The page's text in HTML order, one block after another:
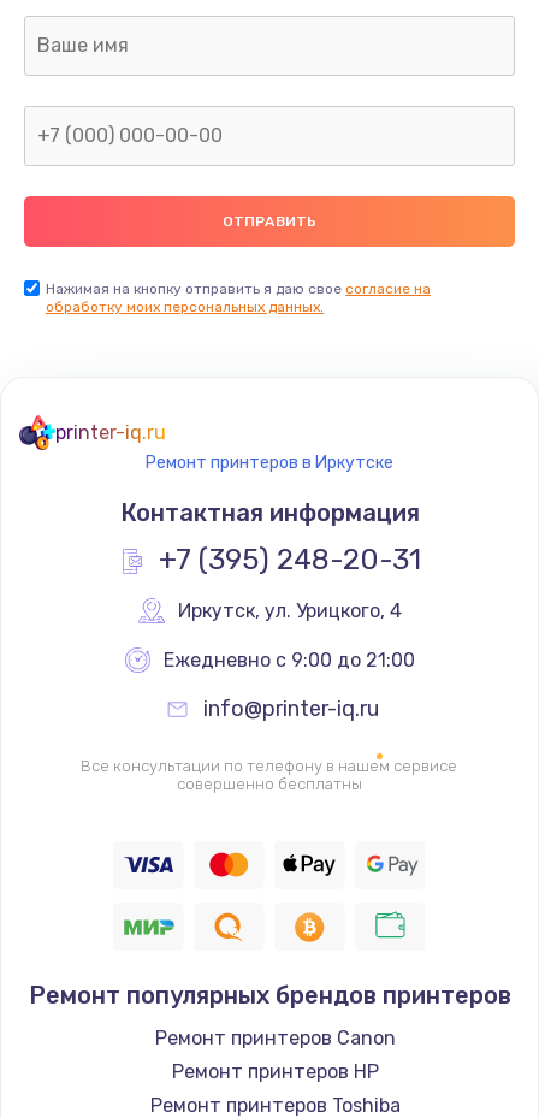
Заказать
Ремонт капиллярной трубки
400 руб.
Заказать
Замена термостата
1200 руб.
Заказать
Замена реле
700 руб.
Замена ТЭНа
2500 руб.
Замена шнура
1400 руб.
Заказать
Нажимая на кнопку отправить я даю свое согласие на
обработку моих персональных данных.
printer-iq.ru
Ремонт принтеров в Иркутске
Контактная информация
+7 (395) 248-20-31
Иркутск, ул. Урицкого, 4
Ежедневно с 9:00 до 21:00
info@printer-iq.ru
Все консультации по телефону в нашем сервисе
совершенно бесплатны
Ремонт популярных брендов принтеров
Ремонт принтеров Canon
Ремонт принтеров HP
Ремонт принтеров Toshiba